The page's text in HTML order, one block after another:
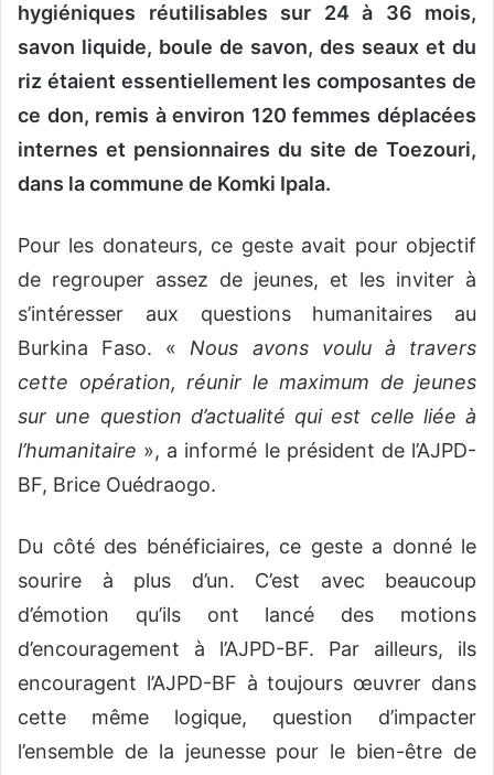
hygiéniques réutilisables sur 24 à 36 mois,
savon liquide, boule de savon, des seaux et du
riz étaient essentiellement les composantes de
ce don, remis à environ 120 femmes déplacées
internes et pensionnaires du site de Toezouri,
dans la commune de Komki Ipala.
Pour les donateurs, ce geste avait pour objectif
de regrouper assez de jeunes, et les inviter à
s’intéresser aux questions humanitaires au
Burkina Faso. « Nous avons voulu à travers
cette opération, réunir le maximum de jeunes
sur une question d’actualité qui est celle liée à
l’humanitaire », a informé le président de l’AJPD-
BF, Brice Ouédraogo.
Du côté des bénéficiaires, ce geste a donné le
sourire à plus d’un. C’est avec beaucoup
d’émotion qu’ils ont lancé des motions
d’encouragement à l’AJPD-BF. Par ailleurs, ils
encouragent l’AJPD-BF à toujours œuvrer dans
cette même logique, question d’impacter
l’ensemble de la jeunesse pour le bien-être de